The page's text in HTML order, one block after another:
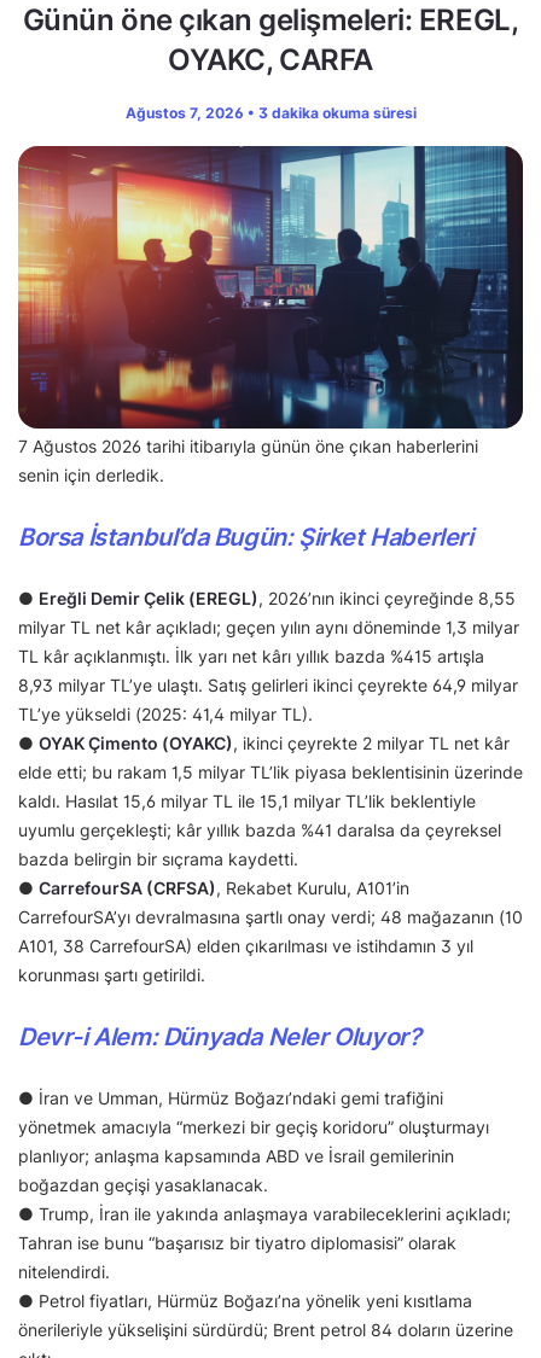
Günün öne çıkan gelişmeleri: EREGL,
OYAKC, CARFA
Ağustos 7, 2026 • 3 dakika okuma süresi
7 Ağustos 2026 tarihi itibarıyla günün öne çıkan haberlerini
senin için derledik.
Borsa İstanbul’da Bugün: Şirket Haberleri
● Ereğli Demir Çelik (EREGL), 2026’nın ikinci çeyreğinde 8,55
milyar TL net kâr açıkladı; geçen yılın aynı döneminde 1,3 milyar
TL kâr açıklanmıştı. İlk yarı net kârı yıllık bazda %415 artışla
8,93 milyar TL’ye ulaştı. Satış gelirleri ikinci çeyrekte 64,9 milyar
TL’ye yükseldi (2025: 41,4 milyar TL).
● OYAK Çimento (OYAKC), ikinci çeyrekte 2 milyar TL net kâr
elde etti; bu rakam 1,5 milyar TL’lik piyasa beklentisinin üzerinde
kaldı. Hasılat 15,6 milyar TL ile 15,1 milyar TL’lik beklentiyle
uyumlu gerçekleşti; kâr yıllık bazda %41 daralsa da çeyreksel
bazda belirgin bir sıçrama kaydetti.
● CarrefourSA (CRFSA), Rekabet Kurulu, A101’in
CarrefourSA’yı devralmasına şartlı onay verdi; 48 mağazanın (10
A101, 38 CarrefourSA) elden çıkarılması ve istihdamın 3 yıl
korunması şartı getirildi.
Devr-i Alem: Dünyada Neler Oluyor?
● İran ve Umman, Hürmüz Boğazı’ndaki gemi trafiğini
yönetmek amacıyla “merkezi bir geçiş koridoru” oluşturmayı
planlıyor; anlaşma kapsamında ABD ve İsrail gemilerinin
boğazdan geçişi yasaklanacak.
● Trump, İran ile yakında anlaşmaya varabileceklerini açıkladı;
Tahran ise bunu “başarısız bir tiyatro diplomasisi” olarak
nitelendirdi.
● Petrol fiyatları, Hürmüz Boğazı’na yönelik yeni kısıtlama
önerileriyle yükselişini sürdürdü; Brent petrol 84 doların üzerine